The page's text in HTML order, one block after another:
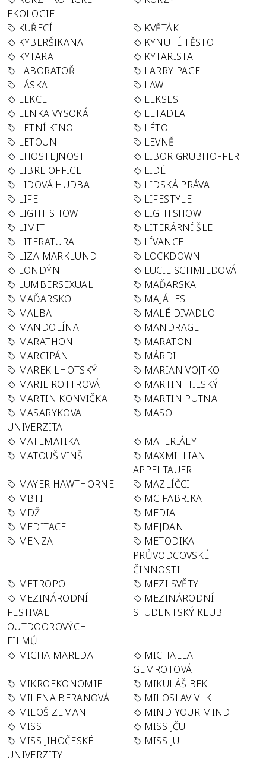
EKOLOGIE
KUŘECÍ
KVĚTÁK
KYBERŠIKANA
KYNUTÉ TĚSTO
KYTARA
KYTARISTA
LABORATOŘ
LARRY PAGE
LÁSKA
LAW
LEKCE
LEKSES
LENKA VYSOKÁ
LETADLA
LETNÍ KINO
LÉTO
LETOUN
LEVNĚ
LHOSTEJNOST
LIBOR GRUBHOFFER
LIBRE OFFICE
LIDÉ
LIDOVÁ HUDBA
LIDSKÁ PRÁVA
LIFE
LIFESTYLE
LIGHT SHOW
LIGHTSHOW
LIMIT
LITERÁRNÍ ŠLEH
LITERATURA
LÍVANCE
LIZA MARKLUND
LOCKDOWN
LONDÝN
LUCIE SCHMIEDOVÁ
LUMBERSEXUAL
MAĎARSKA
MAĎARSKO
MAJÁLES
MALBA
MALÉ DIVADLO
MANDOLÍNA
MANDRAGE
MARATHON
MARATON
MARCIPÁN
MÁRDI
MAREK LHOTSKÝ
MARIAN VOJTKO
MARIE ROTTROVÁ
MARTIN HILSKÝ
MARTIN KONVIČKA
MARTIN PUTNA
MASARYKOVA
UNIVERZITA
MASO
MATEMATIKA
MATERIÁLY
MATOUŠ VINŠ
MAXMILLIAN
APPELTAUER
MAYER HAWTHORNE
MAZLÍČCI
MBTI
MC FABRIKA
MDŽ
MEDIA
MEDITACE
MEJDAN
MENZA
METODIKA
PRŮVODCOVSKÉ
ČINNOSTI
METROPOL
MEZI SVĚTY
MEZINÁRODNÍ
FESTIVAL
OUTDOOROVÝCH
FILMŮ
MEZINÁRODNÍ
STUDENTSKÝ KLUB
MICHA MAREDA
MICHAELA
GEMROTOVÁ
MIKROEKONOMIE
MIKULÁŠ BEK
MILENA BERANOVÁ
MILOSLAV VLK
MILOŠ ZEMAN
MIND YOUR MIND
MISS
MISS JČU
MISS JIHOČESKÉ
UNIVERZITY
MISS JU